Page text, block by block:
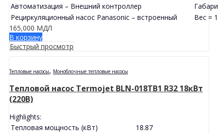
Автоматизация – Внешний контроллер
Рециркуляционный насос Panasonic – встроенный
Вес =
165,000 МДЛ
В корзину
Быстрый просмотр
Тепловые насосы, Моноблочные тепловые насосы
Тепловой насос Termojet BLN-018TB1 R32 18кВт
(220В)
Highlights:
Тепловая мощность (кВт)
18.87